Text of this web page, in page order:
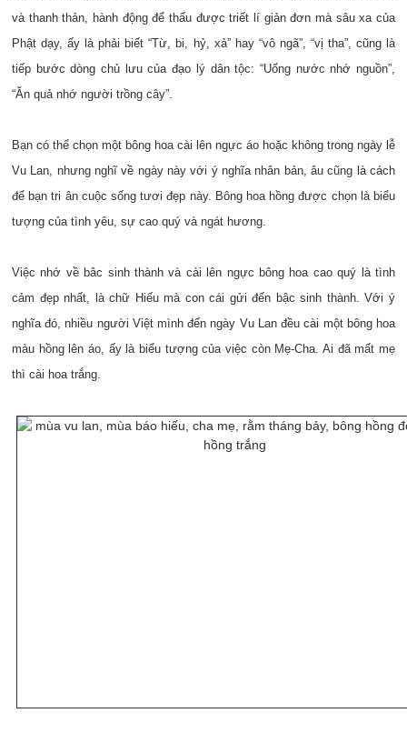
và thanh thản, hành động để thấu được triết lí giản đơn mà sâu xa của
Phật dạy, ấy là phải biết “Từ, bi, hỷ, xả” hay “vô ngã”, “vị tha”, cũng là
tiếp bước dòng chủ lưu của đạo lý dân tộc: “Uống nước nhớ nguồn”,
“Ăn quả nhớ người trồng cây”.
Bạn có thể chọn một bông hoa cài lên ngực áo hoặc không trong ngày lễ
Vu Lan, nhưng nghĩ về ngày này với ý nghĩa nhân bản, âu cũng là cách
để bạn tri ân cuộc sống tươi đẹp này. Bông hoa hồng được chọn là biểu
tượng của tình yêu, sự cao quý và ngát hương.
Việc nhớ về bâc sinh thành và cài lên ngực bông hoa cao quý là tình
cảm đẹp nhất, là chữ Hiếu mà con cái gửi đến bậc sinh thành. Với ý
nghĩa đó, nhiều người Việt mình đến ngày Vu Lan đều cài một bông hoa
màu hồng lên áo, ấy là biểu tượng của việc còn Mẹ-Cha. Ai đã mất mẹ
thì cài hoa trắng.